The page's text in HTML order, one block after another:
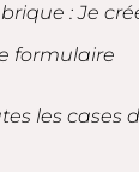
: Je
formulaire
les cases